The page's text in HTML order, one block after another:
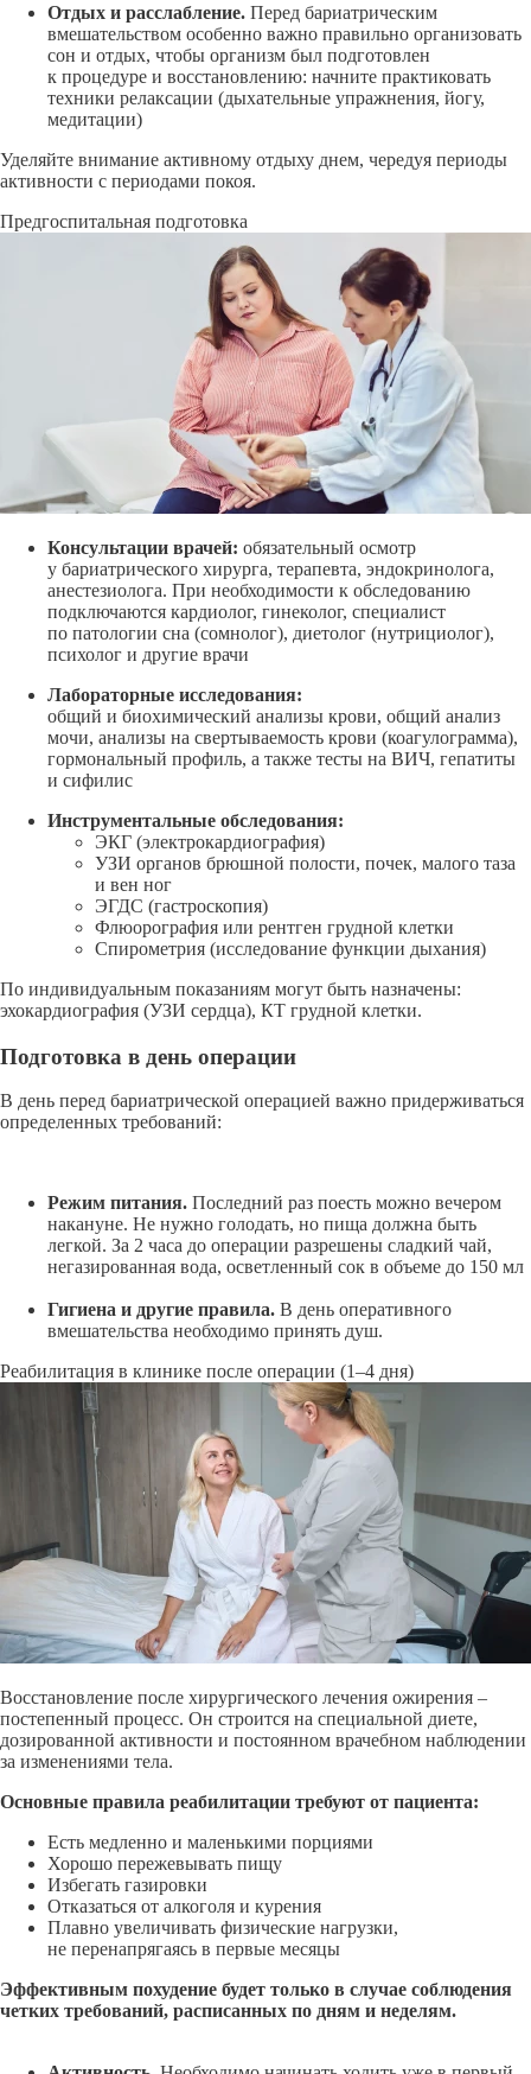
Отдых и расслабление. Перед бариатрическим
вмешательством особенно важно правильно организовать
сон и отдых, чтобы организм был подготовлен
к процедуре и восстановлению: начните практиковать
техники релаксации (дыхательные упражнения, йогу,
медитации)
Уделяйте внимание активному отдыху днем, чередуя периоды
активности с периодами покоя.
Предгоспитальная подготовка
Консультации врачей: обязательный осмотр
у бариатрического хирурга, терапевта, эндокринолога,
анестезиолога. При необходимости к обследованию
подключаются кардиолог, гинеколог, специалист
по патологии сна (сомнолог), диетолог (нутрициолог),
психолог и другие врачи
Лабораторные исследования:
общий и биохимический анализы крови, общий анализ
мочи, анализы на свертываемость крови (коагулограмма),
гормональный профиль, а также тесты на ВИЧ, гепатиты
и сифилис
Инструментальные обследования:
ЭКГ (электрокардиография)
УЗИ органов брюшной полости, почек, малого таза
и вен ног
ЭГДС (гастроскопия)
Флюорография или рентген грудной клетки
Спирометрия (исследование функции дыхания)
По индивидуальным показаниям могут быть назначены:
эхокардиография (УЗИ сердца), КТ грудной клетки.
Подготовка в день операции
В день перед бариатрической операцией важно придерживаться
определенных требований:
Режим питания. Последний раз поесть можно вечером
накануне. Не нужно голодать, но пища должна быть
легкой. За 2 часа до операции разрешены сладкий чай,
негазированная вода, осветленный сок в объеме до 150 мл
Гигиена и другие правила. В день оперативного
вмешательства необходимо принять душ.
Реабилитация в клинике после операции (1–4 дня)
Восстановление после хирургического лечения ожирения –
постепенный процесс. Он строится на специальной диете,
дозированной активности и постоянном врачебном наблюдении
за изменениями тела.
Основные правила реабилитации требуют от пациента:
Есть медленно и маленькими порциями
Хорошо пережевывать пищу
Избегать газировки
Отказаться от алкоголя и курения
Плавно увеличивать физические нагрузки,
не перенапрягаясь в первые месяцы
Эффективным похудение будет только в случае соблюдения
четких требований, расписанных по дням и неделям.